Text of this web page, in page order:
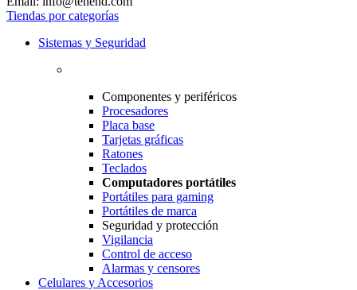
Tiendas por categorías
Sistemas y Seguridad
Componentes y periféricos
Procesadores
Placa base
Tarjetas gráficas
Ratones
Teclados
Computadores portátiles
Portátiles para gaming
Portátiles de marca
Seguridad y protección
Vigilancia
Control de acceso
Alarmas y censores
Celulares y Accesorios